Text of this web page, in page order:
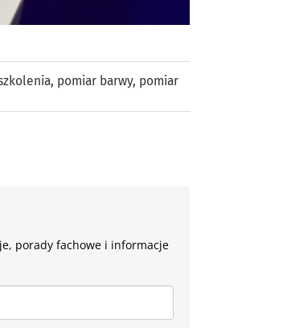
, pomiar barwy, pomiar
porady fachowe i informacje